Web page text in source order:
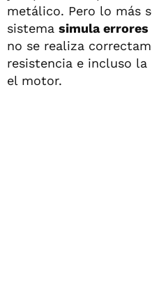
metálico. Pero lo más
sistema simula errores
no se realiza
resistencia e incluso la
el motor.